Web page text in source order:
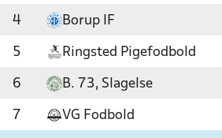
4 Borup IF
5 Ringsted Pigefodbold
6 B. 73, Slagelse
7 VG Fodbold